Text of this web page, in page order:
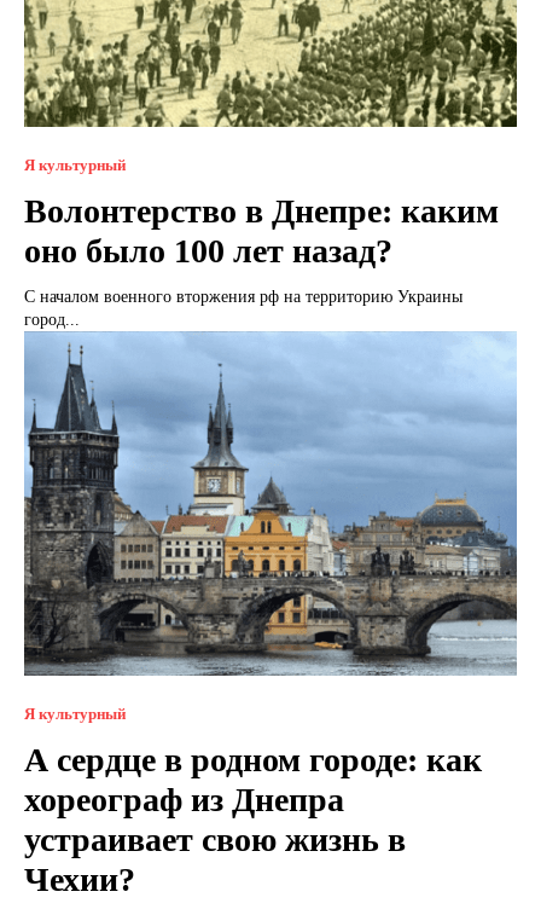
Я культурный
Волонтерство в Днепре: каким
оно было 100 лет назад?
С началом военного вторжения рф на территорию Украины
город...
Я культурный
А сердце в родном городе: как
хореограф из Днепра
устраивает свою жизнь в
Чехии?